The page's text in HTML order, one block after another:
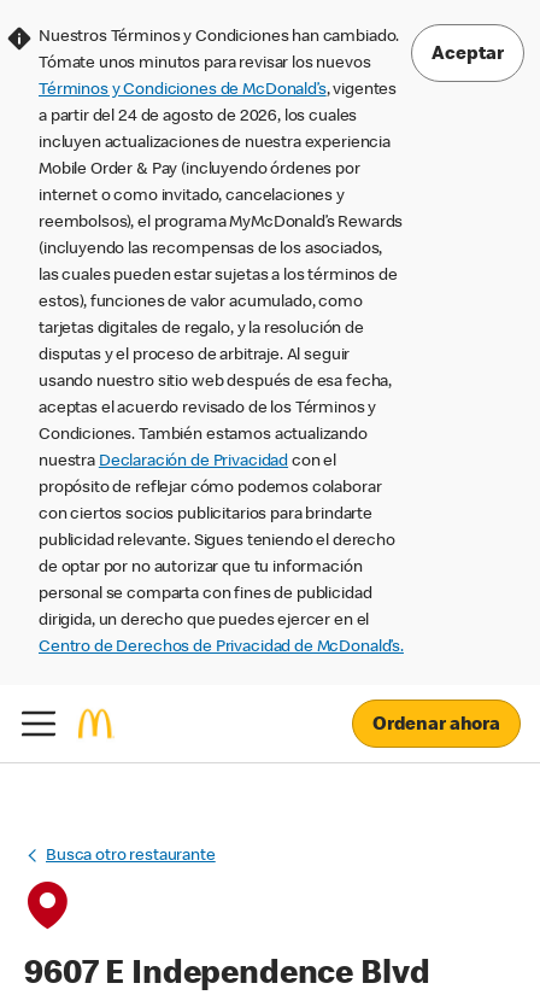
Nuestros Términos y Condiciones han cambiado.
Tómate unos minutos para revisar los nuevos
Términos y Condiciones de McDonald’s, vigentes
a partir del 24 de agosto de 2026, los cuales
incluyen actualizaciones de nuestra experiencia
Mobile Order & Pay (incluyendo órdenes por
internet o como invitado, cancelaciones y
reembolsos), el programa MyMcDonald’s Rewards
(incluyendo las recompensas de los asociados,
las cuales pueden estar sujetas a los términos de
estos), funciones de valor acumulado, como
tarjetas digitales de regalo, y la resolución de
disputas y el proceso de arbitraje. Al seguir
usando nuestro sitio web después de esa fecha,
aceptas el acuerdo revisado de los Términos y
Condiciones. También estamos actualizando
nuestra Declaración de Privacidad con el
propósito de reflejar cómo podemos colaborar
con ciertos socios publicitarios para brindarte
publicidad relevante. Sigues teniendo el derecho
de optar por no autorizar que tu información
personal se comparta con fines de publicidad
dirigida, un derecho que puedes ejercer en el
Centro de Derechos de Privacidad de McDonald’s.
Aceptar
Ordenar ahora
Busca otro restaurante
9607 E Independence Blvd